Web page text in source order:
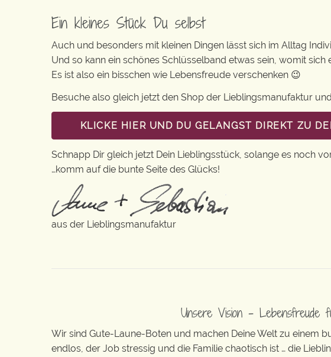
Ein kleines Stück Du selbst
Auch und besonders mit kleinen Dingen lässt sich im Alltag
Und so kann ein schönes Schlüsselband etwas sein, womit sich
Es ist also ein bisschen wie Lebensfreude verschenken 😉
Besuche also gleich jetzt den Shop der Lieblingsmanufaktur
KLICKE HIER UND DU GELANGST DIREKT ZU
Schnapp Dir gleich jetzt Dein Lieblingsstück, solange es noch
…komm auf die bunte Seite des Glücks!
aus der Lieblingsmanufaktur
Unsere Vision – Lebensfreude
Wir sind Gute-Laune-Boten und machen Deine Welt zu einem
endlos, der Job stressig und die Familie chaotisch ist … die